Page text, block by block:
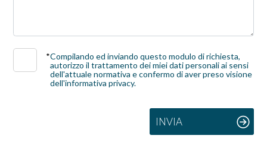
*Compilando ed inviando questo modulo di richiesta,
autorizzo il trattamento dei miei dati personali ai sensi
dell'attuale normativa e confermo di aver preso visione
dell'informativa privacy.
INVIA
Camere
minime